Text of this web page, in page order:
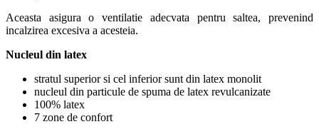
Aceasta asigura o ventilatie adecvata pentru saltea, prevenind
incalzirea excesiva a acesteia.
Nucleul din latex
stratul superior si cel inferior sunt din latex monolit
nucleul din particule de spuma de latex revulcanizate
100% latex
7 zone de confort